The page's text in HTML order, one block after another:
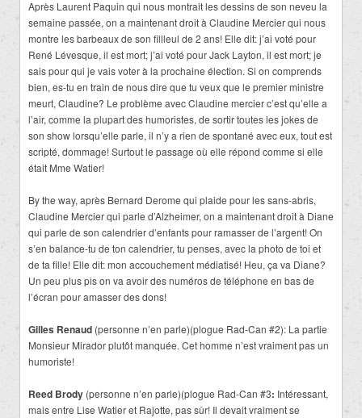
Après Laurent Paquin qui nous montrait les dessins de son neveu la
semaine passée, on a maintenant droit à Claudine Mercier qui nous
montre les barbeaux de son fillleul de 2 ans! Elle dit: j’ai voté pour
René Lévesque, il est mort; j’ai voté pour Jack Layton, il est mort; je
sais pour qui je vais voter à la prochaine élection. Si on comprends
bien, es-tu en train de nous dire que tu veux que le premier ministre
meurt, Claudine? Le problème avec Claudine mercier c’est qu’elle a
l’air, comme la plupart des humoristes, de sortir toutes les jokes de
son show lorsqu’elle parle, il n’y a rien de spontané avec eux, tout est
scripté, dommage! Surtout le passage où elle répond comme si elle
était Mme Watier!
By the way, après Bernard Derome qui plaide pour les sans-abris,
Claudine Mercier qui parle d’Alzheimer, on a maintenant droit à Diane
qui parle de son calendrier d’enfants pour ramasser de l’argent! On
s’en balance-tu de ton calendrier, tu penses, avec la photo de toi et
de ta fille! Elle dit: mon accouchement médiatisé! Heu, ça va Diane?
Un peu plus pis on va avoir des numéros de téléphone en bas de
l’écran pour amasser des dons!
Gilles Renaud (personne n’en parle)(plogue Rad-Can #2): La partie
Monsieur Mirador plutôt manquée. Cet homme n’est vraiment pas un
humoriste!
Reed Brody (personne n’en parle)(plogue Rad-Can #3: Intéressant,
mais entre Lise Watier et Rajotte, pas sûr! Il devait vraiment se